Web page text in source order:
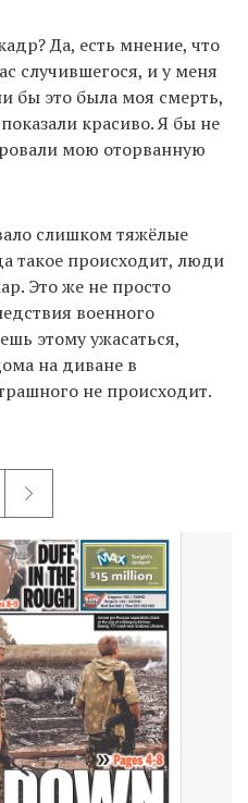
Да, есть мнение, что
случившегося, и у меня
бы это была моя смерть,
красиво. Я бы не
мою оторванную
слишком тяжёлые
такое происходит, люди
Это же не просто
военного
этому ужасаться,
на диване в
не происходит.